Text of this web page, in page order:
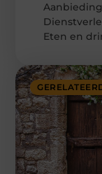
Eten en